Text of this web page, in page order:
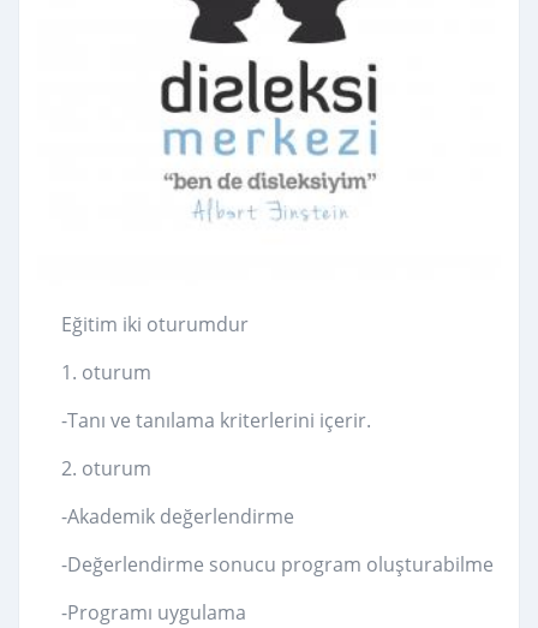
Eğitim iki oturumdur
1. oturum
-Tanı ve tanılama kriterlerini içerir.
2. oturum
-Akademik değerlendirme
-Değerlendirme sonucu program oluşturabilme
-Programı uygulama